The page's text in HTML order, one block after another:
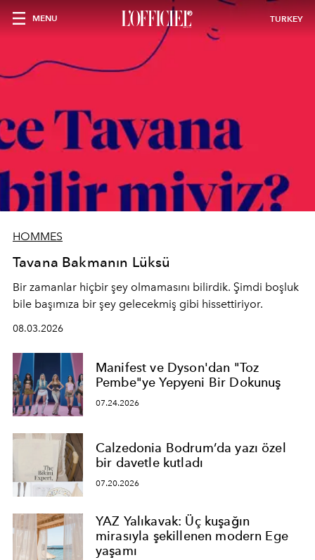
MENU TURKEY
HOMMES
Tavana Bakmanın Lüksü
Bir zamanlar hiçbir şey olmamasını bilirdik. Şimdi boşluk
bile başımıza bir şey gelecekmiş gibi hissettiriyor.
08.03.2026
Manifest ve Dyson'dan "Toz
Pembe"ye Yepyeni Bir Dokunuş
07.24.2026
Calzedonia Bodrum’da yazı özel
bir davetle kutladı
07.20.2026
YAZ Yalıkavak: Üç kuşağın
mirasıyla şekillenen modern Ege
yaşamı